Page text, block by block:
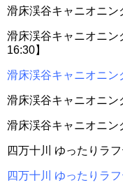
滑床渓谷キャニオニン
滑床渓谷キャニオニン
16:30】
滑床渓谷キャニオニン
滑床渓谷キャニオニン
滑床渓谷キャニオニン
四万十川 ゆったりラ
四万十川 ゆったりラ